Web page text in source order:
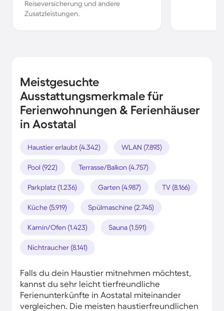
Reiseversicherung und andere
Zusatzleistungen.
Meistgesuchte
Ausstattungsmerkmale für
Ferienwohnungen & Ferienhäuser
in Aostatal
Haustier erlaubt (4.342) WLAN (7.893)
Pool (922) Terrasse/Balkon (4.757)
Parkplatz (1.236) Garten (4.987) TV (8.166)
Küche (5.919) Spülmaschine (2.745)
Kamin/Ofen (1.423) Sauna (1.591)
Nichtraucher (8.141)
Falls du dein Haustier mitnehmen möchtest,
kannst du sehr leicht tierfreundliche
Ferienunterkünfte in Aostatal miteinander
vergleichen. Die meisten haustierfreundlichen